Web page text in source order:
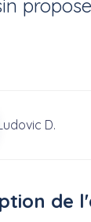
D.
de